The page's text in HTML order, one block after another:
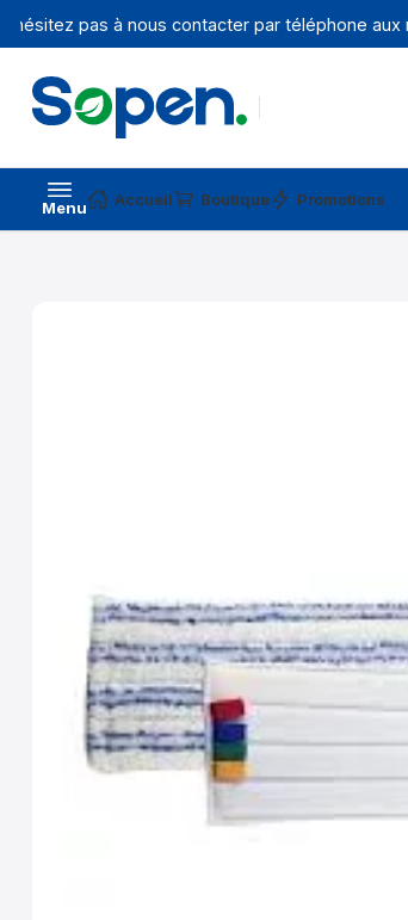
pas à nous contacter par téléphone aux
Menu Accueil Boutique Promotions